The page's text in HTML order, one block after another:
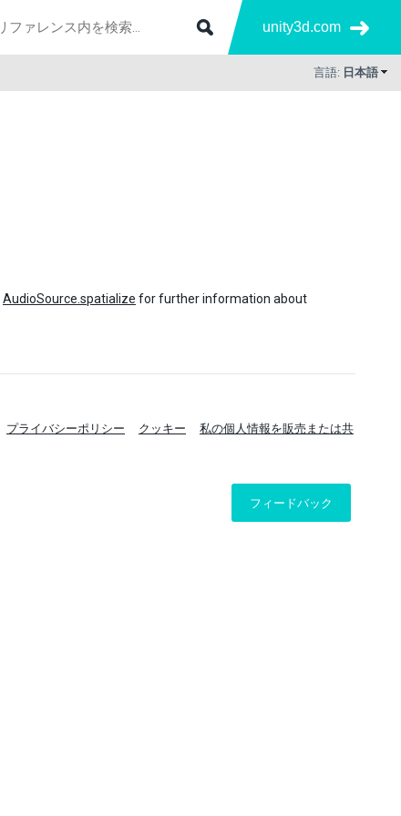
unity3d.com
言語: 日本語
AudioSource.spatialize for further information about
プライバシーポリシー クッキー 私の個人情報を販売または共
フィードバック